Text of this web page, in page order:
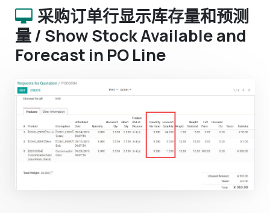
采购订单行显示库存量和预测
量 / Show Stock Available and
Forecast in PO Line